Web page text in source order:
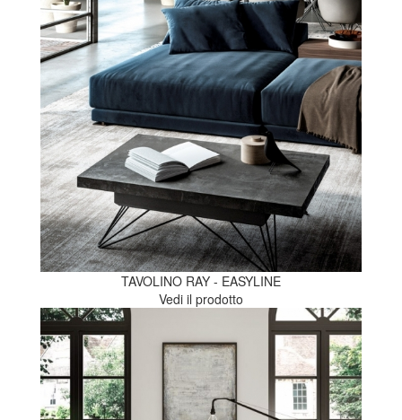
TAVOLINO RAY - EASYLINE
Vedi il prodotto